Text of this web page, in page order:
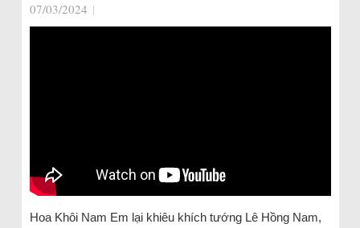
07/03/2024 |
Hoa Khôi Nam Em lại khiêu khích tướng Lê Hồng Nam,